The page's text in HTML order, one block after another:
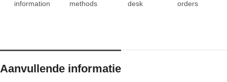
information
methods
desk
orders
Aanvullende informatie